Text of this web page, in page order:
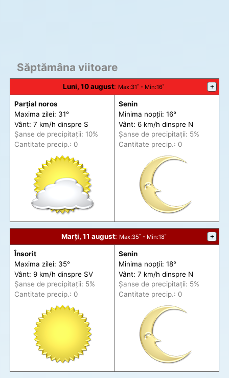
Săptămâna viitoare
Luni, 10 august: Max:31˚ - Min:16˚ +
Parțial noros
Maxima zilei: 31°
Vânt: 7 km/h dinspre S
Șanse de precipitații: 10%
Cantitate precip.: 0
Senin
Minima nopții: 16°
Vânt: 6 km/h dinspre N
Șanse de precipitații: 5%
Cantitate precip.: 0
Marți, 11 august: Max:35˚ - Min:18˚ +
Însorit
Maxima zilei: 35°
Vânt: 9 km/h dinspre SV
Șanse de precipitații: 5%
Cantitate precip.: 0
Senin
Minima nopții: 18°
Vânt: 7 km/h dinspre N
Șanse de precipitații: 5%
Cantitate precip.: 0